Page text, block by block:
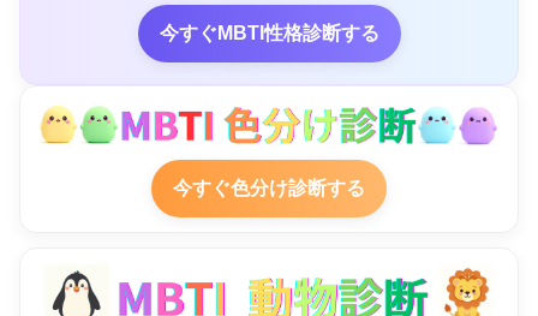
今すぐMBTI性格診断する
今すぐ色分け診断する